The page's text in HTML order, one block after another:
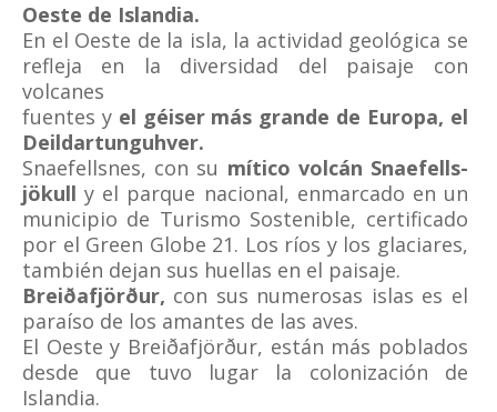
Oeste de Islandia.
En el Oeste de la isla, la actividad geológica se
refleja en la diversidad del paisaje con
volcanes
fuentes yel géiser más grande de Europa, el
Deildartunguhver.
Snaefellsnes, con su mítico volcán Snaefells-
jökull y el parque nacional, enmarcado en un
municipio de Turismo Sostenible, certificado
por el Green Globe 21. Los ríos y los glaciares,
también dejan sus huellas en el paisaje.
Breiðafjörður, con sus numerosas islas es el
paraíso de los amantes de las aves.
El Oeste y Breiðafjörður, están más poblados
desde que tuvo lugar la colonización de
Islandia.